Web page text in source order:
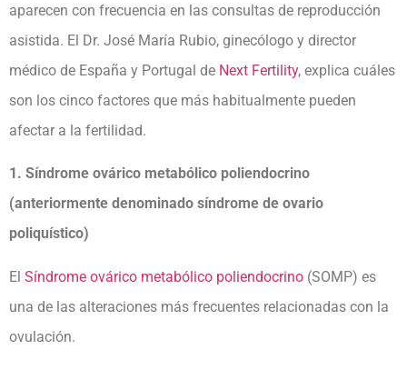
aparecen con frecuencia en las consultas de reproducción
asistida. El Dr. José María Rubio, ginecólogo y director
médico de España y Portugal de Next Fertility, explica cuáles
son los cinco factores que más habitualmente pueden
afectar a la fertilidad.
1. Síndrome ovárico metabólico poliendocrino
(anteriormente denominado síndrome de ovario
poliquístico)
El Síndrome ovárico metabólico poliendocrino (SOMP) es
una de las alteraciones más frecuentes relacionadas con la
ovulación.